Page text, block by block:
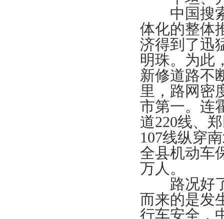
中国搜索
体化的整体
济得到了迅
明珠。为此
新修道路不
里，路网密
市第一。连
道220线、
107线纵穿
全县机动车
万人。
路况好了
而来的是发
行车安全，